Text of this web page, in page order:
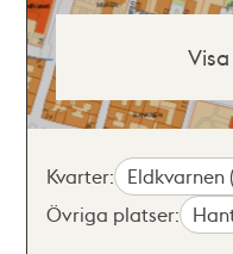
Kvarter: Eldkvarnen
Övriga platser: